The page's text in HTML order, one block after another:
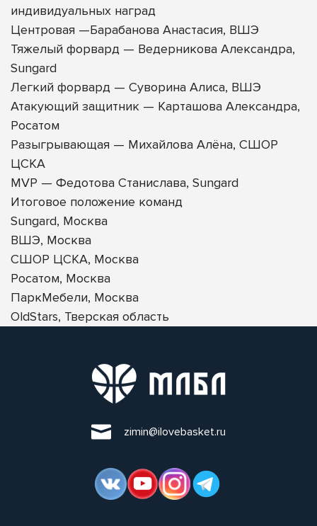
индивидуальных наград
Центровая —Барабанова Анастасия, ВШЭ
Тяжелый форвард — Ведерникова Александра,
Sungard
Легкий форвард — Суворина Алиса, ВШЭ
Атакующий защитник — Карташова Александра,
Росатом
Разыгрывающая — Михайлова Алёна, СШОР
ЦСКА
MVP — Федотова Станислава, Sungard
Итоговое положение команд
Sungard, Москва
ВШЭ, Москва
СШОР ЦСКА, Москва
Росатом, Москва
ПаркМебели, Москва
OldStars, Тверская область
zimin@ilovebasket.ru